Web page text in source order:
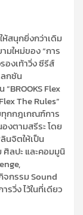
ห้สนุกยิ่งกว่าเดิม
มใหม่ของ“การ
องเท้าวิ่งซีรีส์
กชัน
“BROOKS Flex
The Rules”
กกฎเกณฑ์การ
งตามสรีระโดย
นจิตให้เป็น
ลปะ และคอมมูนิ
จกรรมSound
ารวิ่งไว้ในที่เดียว